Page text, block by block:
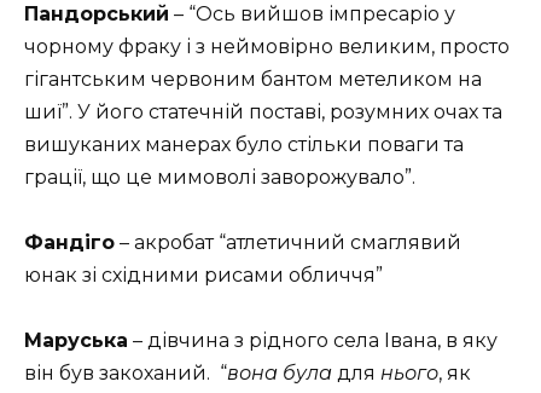
Пандорський – “Ось вийшов імпресаріо у
чорному фраку і з неймовірно великим, просто
гігантським червоним бантом метеликом на
шиї”. У його статечній поставі, розумних очах та
вишуканих манерах було стільки поваги та
грації, що це мимоволі заворожувало”.
Фандіго – акробат “атлетичний смаглявий
юнак зі східними рисами обличчя”
Маруська – дівчина з рідного села Івана, в яку
він був закоханий. “вона була для нього, як